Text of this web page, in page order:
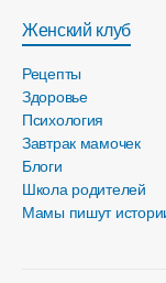
Женский клуб
Рецепты
Здоровье
Психология
Завтрак мамочек
Блоги
Школа родителей
Мамы пишут